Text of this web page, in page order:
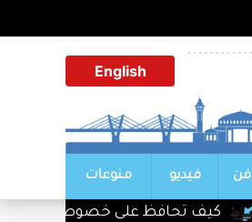
English
فن فيديو منوعات
كيف تحافظ على خصوصية محادثاتك